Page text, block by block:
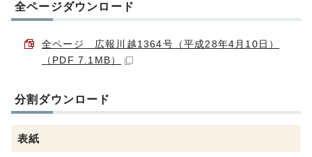
全ページダウンロード
全ページ 広報川越1364号（平成28年4月10日）
（PDF 7.1MB）
分割ダウンロード
表紙